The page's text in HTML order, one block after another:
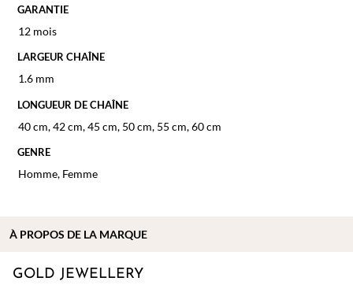
GARANTIE
12 mois
LARGEUR CHAÎNE
1.6 mm
LONGUEUR DE CHAÎNE
40 cm,42 cm,45 cm, 50 cm, 55 cm,60 cm
GENRE
Homme, Femme
GOLD JEWELLERY
À PROPOS DE LA MARQUE